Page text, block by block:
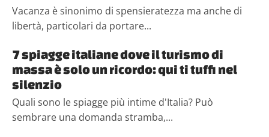
Vacanza è sinonimo di spensieratezza ma anche di
libertà, particolari da portare...
7 spiagge italiane dove il turismo di
massa è solo un ricordo: qui ti tuffi nel
silenzio
Quali sono le spiagge più intime d'Italia? Può
sembrare una domanda stramba,...